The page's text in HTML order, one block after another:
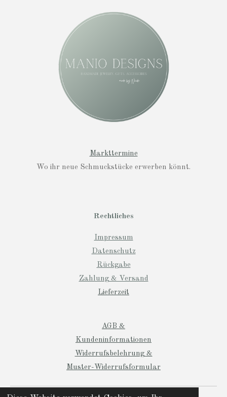
a
Markttermine
Wo ihr neue Schmuckstücke erwerben könnt.
Rechtliches
Impressum
Datenschutz
Rückgabe
Zahlung & Versand
Lieferzeit
AGB &
Kundeninformationen
Widerrufsbelehrung &
Muster-Widerrufsformular